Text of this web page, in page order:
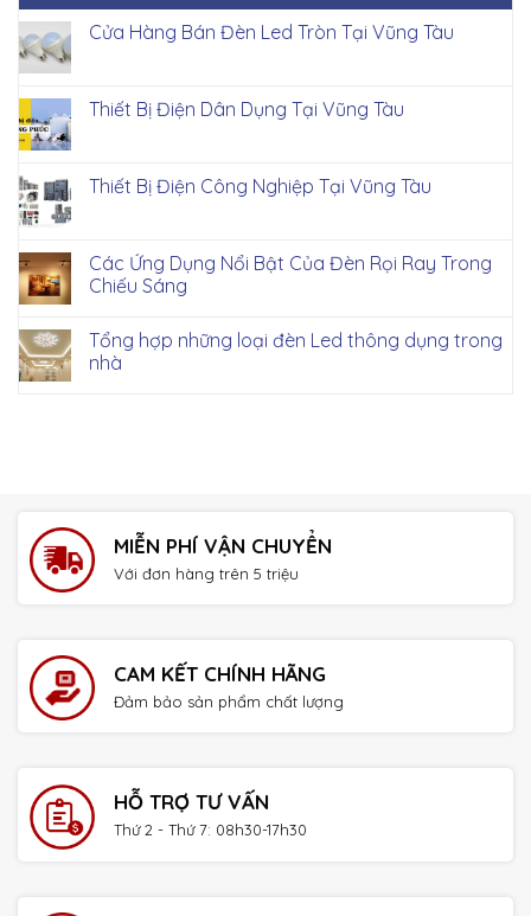
Cửa Hàng Bán Đèn Led Tròn Tại Vũng Tàu
Thiết Bị Điện Dân Dụng Tại Vũng Tàu
Thiết Bị Điện Công Nghiệp Tại Vũng Tàu
Các Ứng Dụng Nổi Bật Của Đèn Rọi Ray Trong
Chiếu Sáng
Tổng hợp những loại đèn Led thông dụng trong
nhà
MIỄN PHÍ VẬN CHUYỂN
Với đơn hàng trên 5 triệu
CAM KẾT CHÍNH HÃNG
Đảm bảo sản phẩm chất lượng
HỖ TRỢ TƯ VẤN
Thứ 2 - Thứ 7: 08h30-17h30